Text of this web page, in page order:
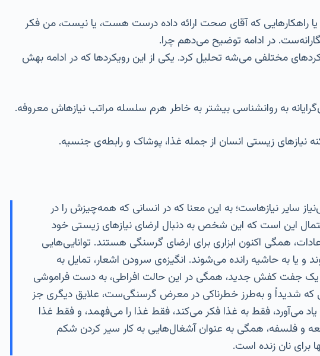
یا راهکارهایی که آقای صحت ارائه داده درست هست، یا نیست، من فکر
در ادامه توضیح می‌دهم چرا.
مختلفی می‌شه تحلیل کرد. یکی از این رویکردها که در ادامه بهش
به روانشناسی بیشتر به خاطر هرم سلسله مراتب نیازهاش معروفه.
نیازهای زیستی انسان از جمله غذا، پوشاک و رابطه‌ی جنسیه.
سایر نیازهاست؛ به این معنا که در انسانی که همه‌چیزش را در
این است که این شخص به دنبال ارضای نیازهای زیستی خود
همگی اکنون ابزاری برای ارضای گرسنگی هستند. توانایی‌هایی
و یا به حاشیه رانده می‌شوند. انگیزه‌ی سرودن اشعار، تمایل به
به یک جفت کفش جدید، همگی در این حالت افراطی، به دست فراموشی
که شدیداً و به‌طرز خطرناکی در معرض گرسنگی‌ست، علایق دیگری جز
یاد می‌آورد، فقط به غذا فکر می‌کند، فقط غذا را می‌فهمد، و فقط غذا
و فلسفه، همگی به عنوان آشغال‌هایی به کار سیر کردن شکم
برای نان زنده است.